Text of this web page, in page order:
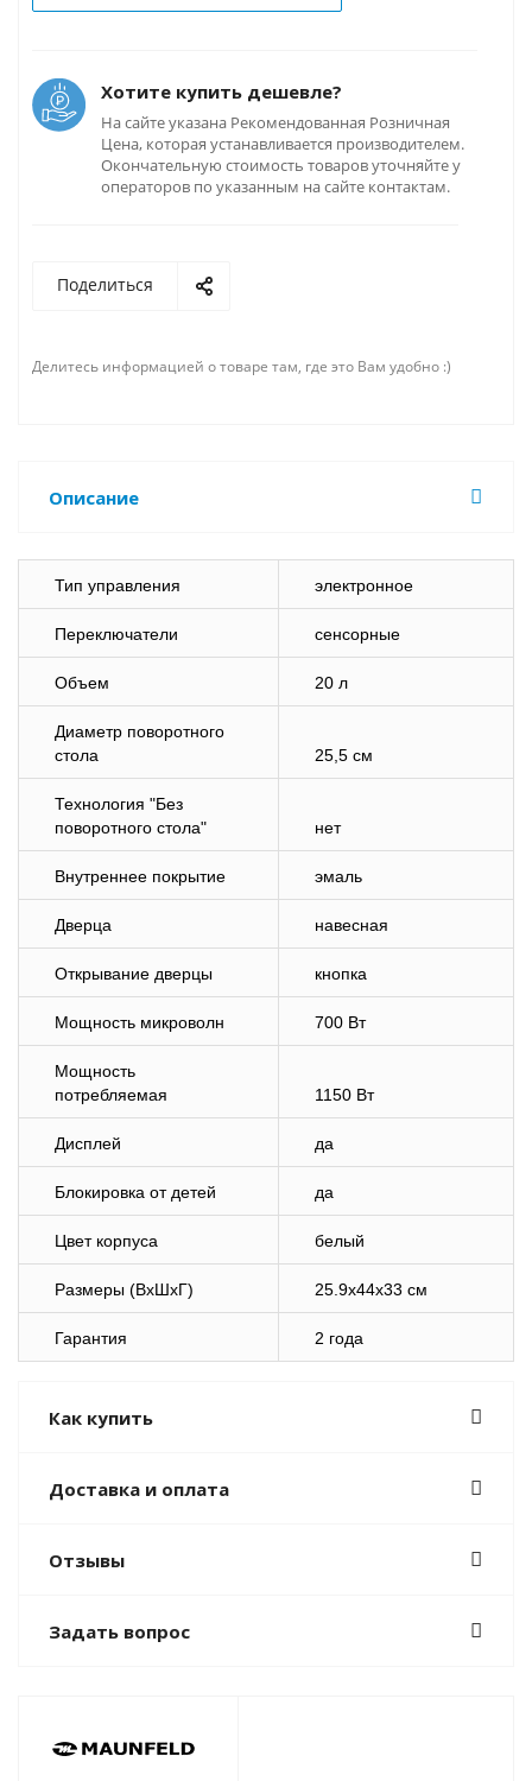
Хотите купить дешевле?
На сайте указана Рекомендованная Розничная
Цена, которая устанавливается производителем.
Окончательную стоимость товаров уточняйте у
операторов по указанным на сайте контактам.
Поделиться
Делитесь информацией о товаре там, где это Вам удобно :)
Описание
Тип управления электронное
Переключатели сенсорные
Объем 20 л
Диаметр поворотного
стола
25,5 см
Технология "Без
поворотного стола"
нет
Внутреннее покрытие эмаль
Дверца навесная
Открывание дверцы кнопка
Мощность микроволн 700 Вт
Мощность
потребляемая
1150 Вт
Дисплей да
Блокировка от детей да
Цвет корпуса белый
Размеры (ВхШхГ) 25.9x44x33 см
Гарантия 2 года
Как купить
Доставка и оплата
Отзывы
Задать вопрос